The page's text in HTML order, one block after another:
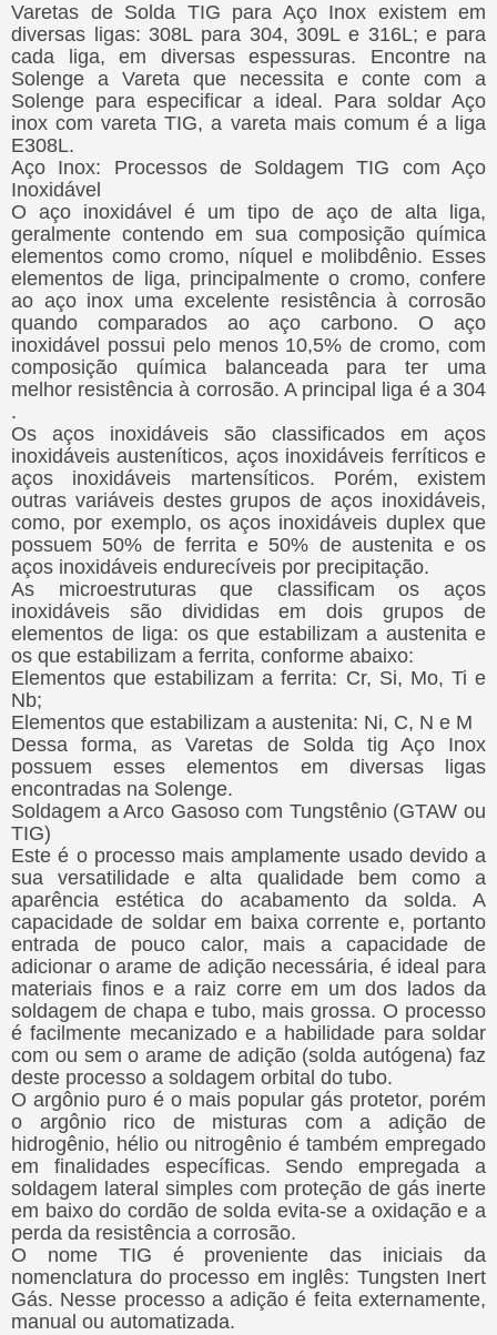
Varetas de Solda TIG para Aço Inox existem em
diversas ligas: 308L para 304, 309L e 316L; e para
cada liga, em diversas espessuras. Encontre na
Solenge a Vareta que necessita e conte com a
Solenge para especificar a ideal. Para soldar Aço
inox com vareta TIG, a vareta mais comum é a liga
E308L.
Aço Inox: Processos de Soldagem TIG com Aço
Inoxidável
O aço inoxidável é um tipo de aço de alta liga,
geralmente contendo em sua composição química
elementos como cromo, níquel e molibdênio. Esses
elementos de liga, principalmente o cromo, confere
ao aço inox uma excelente resistência à corrosão
quando comparados ao aço carbono. O aço
inoxidável possui pelo menos 10,5% de cromo, com
composição química balanceada para ter uma
melhor resistência à corrosão. A principal liga é a 304
.
Os aços inoxidáveis são classificados em aços
inoxidáveis austeníticos, aços inoxidáveis ferríticos e
aços inoxidáveis martensíticos. Porém, existem
outras variáveis destes grupos de aços inoxidáveis,
como, por exemplo, os aços inoxidáveis duplex que
possuem 50% de ferrita e 50% de austenita e os
aços inoxidáveis endurecíveis por precipitação.
As microestruturas que classificam os aços
inoxidáveis são divididas em dois grupos de
elementos de liga: os que estabilizam a austenita e
os que estabilizam a ferrita, conforme abaixo:
Elementos que estabilizam a ferrita: Cr, Si, Mo, Ti e
Nb;
Elementos que estabilizam a austenita: Ni, C, N e M
Dessa forma, as Varetas de Solda tig Aço Inox
possuem esses elementos em diversas ligas
encontradas na Solenge.
Soldagem a Arco Gasoso com Tungstênio (GTAW ou
TIG)
Este é o processo mais amplamente usado devido a
sua versatilidade e alta qualidade bem como a
aparência estética do acabamento da solda. A
capacidade de soldar em baixa corrente e, portanto
entrada de pouco calor, mais a capacidade de
adicionar o arame de adição necessária, é ideal para
materiais finos e a raiz corre em um dos lados da
soldagem de chapa e tubo, mais grossa. O processo
é facilmente mecanizado e a habilidade para soldar
com ou sem o arame de adição (solda autógena) faz
deste processo a soldagem orbital do tubo.
O argônio puro é o mais popular gás protetor, porém
o argônio rico de misturas com a adição de
hidrogênio, hélio ou nitrogênio é também empregado
em finalidades específicas. Sendo empregada a
soldagem lateral simples com proteção de gás inerte
em baixo do cordão de solda evita-se a oxidação e a
perda da resistência a corrosão.
O nome TIG é proveniente das iniciais da
nomenclatura do processo em inglês: Tungsten Inert
Gás. Nesse processo a adição é feita externamente,
manual ou automatizada.